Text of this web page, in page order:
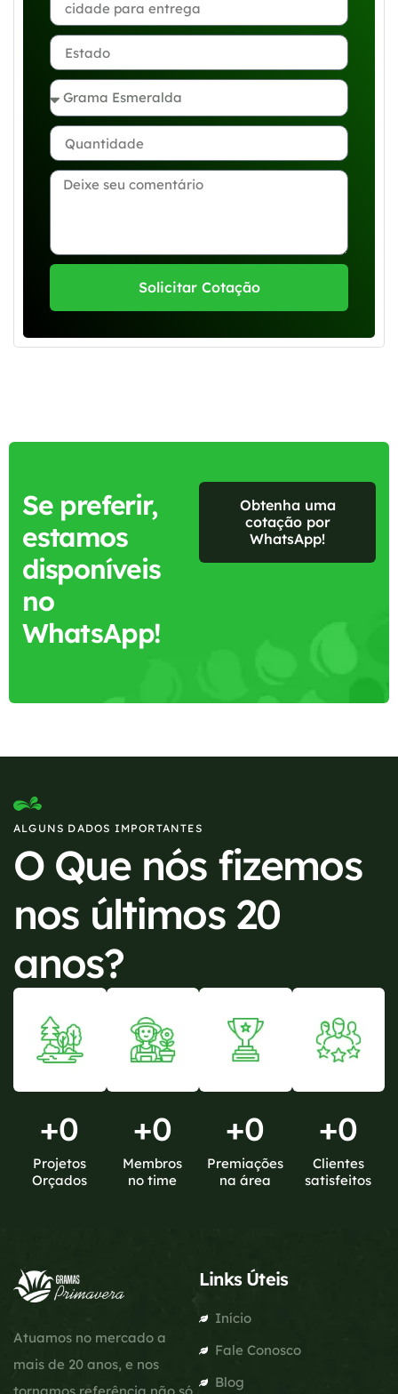
Solicitar Cotação
Se preferir,
estamos
disponíveis
no
WhatsApp!
Obtenha uma
cotação por
WhatsApp!
ALGUNS DADOS IMPORTANTES
O Que nós fizemos
nos últimos 20
anos?
+0
Projetos
Orçados
+0
Membros
no time
+0
Premiações
na área
+0
Clientes
satisfeitos
Atuamos no mercado a
mais de 20 anos, e nos
Links Úteis
Início
Fale Conosco
Blog